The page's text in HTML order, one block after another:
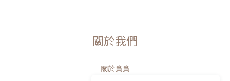
關於我們
關於貪貪